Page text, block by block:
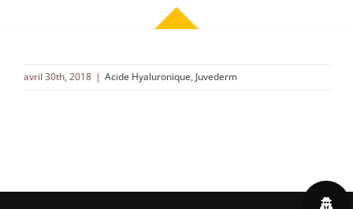
avril 30th, 2018 | Acide Hyaluronique, Juvederm